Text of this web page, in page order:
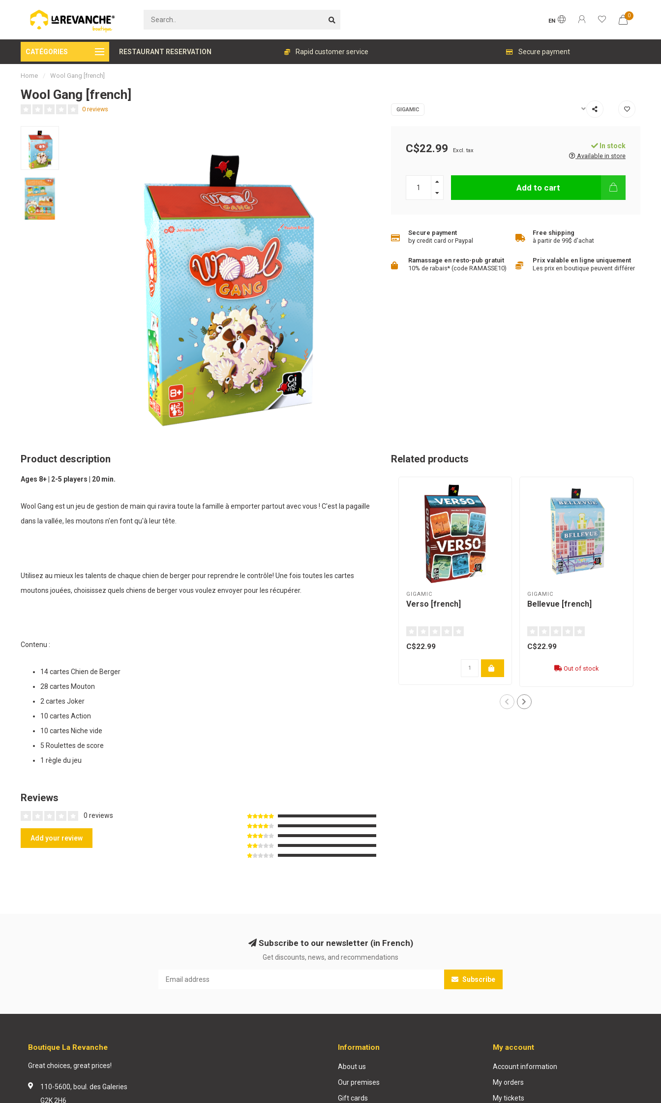
EN
0
CATÉGORIES RESTAURANT RESERVATION
Secure payment Rapid customer service Secure payment
Home / Wool Gang [french]
Wool Gang [french]
0 reviews GIGAMIC
C$22.99 Excl. tax
In stock
Available in store
Add to cart
Secure payment
by credit card or Paypal
Free shipping
à partir de 99$ d'achat
Ramassage en resto-pub gratuit
10% de rabais* (code RAMASSE10)
Prix valable en ligne uniquement
Les prix en boutique peuvent différer
Product description
Ages 8+ | 2-5 players | 20 min.
Wool Gang est un jeu de gestion de main qui ravira toute la famille à emporter partout avec vous ! C'est la pagaille
dans la vallée, les moutons n'en font qu'à leur tête.
Utilisez au mieux les talents de chaque chien de berger pour reprendre le contrôle! Une fois toutes les cartes
moutons jouées, choisissez quels chiens de berger vous voulez envoyer pour les récupérer.
Contenu :
14 cartes Chien de Berger
28 cartes Mouton
2 cartes Joker
10 cartes Action
10 cartes Niche vide
5 Roulettes de score
1 règle du jeu
Reviews
0 reviews
Add your review
Related products
GIGAMIC
Verso [french]
C$22.99
GIGAMIC
Bellevue [french]
C$22.99
Out of stock
Subscribe to our newsletter (in French)
Get discounts, news, and recommendations
Subscribe
Boutique La Revanche
Great choices, great prices!
110-5600, boul. des Galeries
G2K 2H6
Information
About us
Our premises
Gift cards
My account
Account information
My orders
My tickets